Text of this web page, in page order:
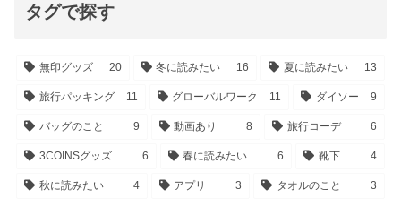
タグで探す
無印グッズ 20 冬に読みたい 16 夏に読みたい 13
旅行パッキング 11 グローバルワーク 11 ダイソー 9
バッグのこと 9 動画あり 8 旅行コーデ 6
3COINSグッズ 6 春に読みたい 6 靴下 4
秋に読みたい 4 アプリ 3 タオルのこと 3